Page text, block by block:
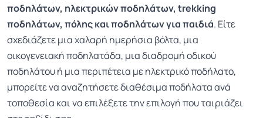
ποδηλάτων, ηλεκτρικών ποδηλάτων, trekking
ποδηλάτων, πόλης και ποδηλάτων για παιδιά. Είτε
σχεδιάζετε μια χαλαρή ημερήσια βόλτα, μια
οικογενειακή ποδηλατάδα, μια διαδρομή οδικού
ποδηλάτου ή μια περιπέτεια με ηλεκτρικό ποδήλατο,
μπορείτε να αναζητήσετε διαθέσιμα ποδήλατα ανά
τοποθεσία και να επιλέξετε την επιλογή που ταιριάζει